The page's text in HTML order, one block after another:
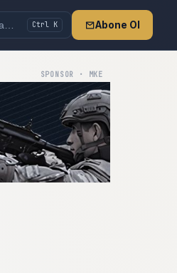
Ctrl K Abone Ol
SPONSOR · MKE